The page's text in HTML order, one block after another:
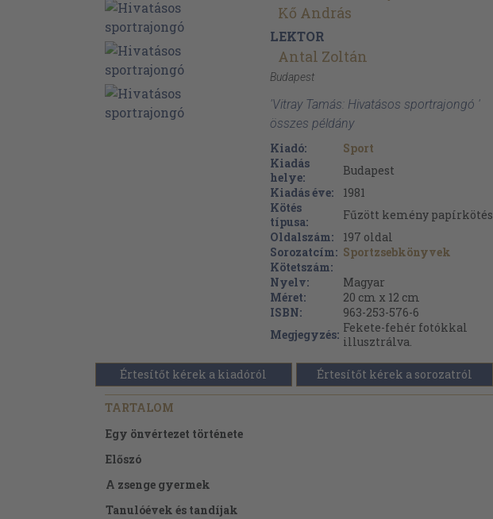
Kő András
LEKTOR
Antal Zoltán
Budapest
'Vitray Tamás: Hivatásos sportrajongó '
összes példány
Kiadó:
Sport
Kiadás
helye:
Budapest
Kiadás éve:
1981
Kötés
típusa:
Fűzött kemény papírkötés
Oldalszám:
197 oldal
Sorozatcím: Sportzsebkönyvek
Kötetszám:
Nyelv:
Magyar
Méret:
20 cm x 12 cm
ISBN:
963-253-576-6
Megjegyzés: Fekete-fehér fotókkal
illusztrálva.
Értesítőt kérek a kiadóról Értesítőt kérek a sorozatról
TARTALOM
Egy önvértezet története
Előszó
A zsenge gyermek
Tanulóévek és tandíjak